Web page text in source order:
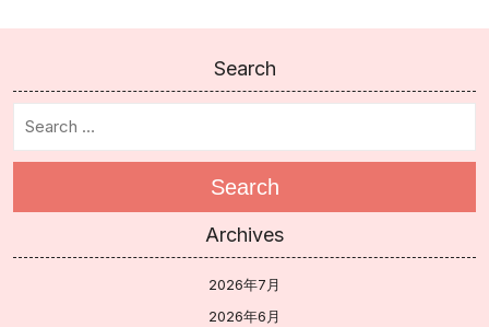
Search
Search
Archives
2026年7月
2026年6月